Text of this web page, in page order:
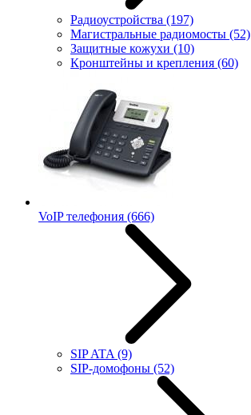
Радиоустройства (197)
Магистральные радиомосты (52)
Защитные кожухи (10)
Кронштейны и крепления (60)
VoIP телефония (666)
SIP ATA (9)
SIP-домофоны (52)